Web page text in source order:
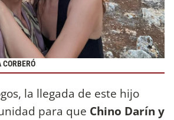
la llegada de este hijo
para que Chino Darín y